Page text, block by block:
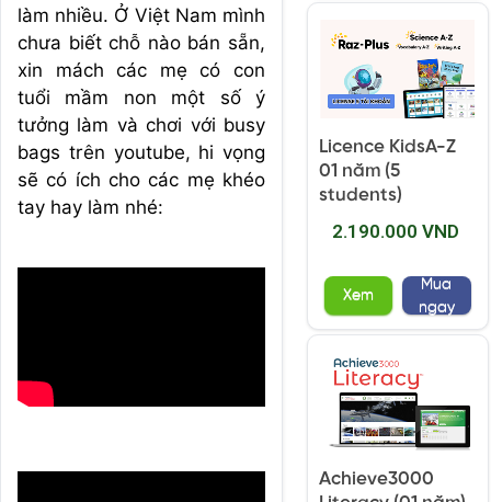
làm nhiều. Ở Việt Nam mình
chưa biết chỗ nào bán sẵn,
xin mách các mẹ có con
tuổi mầm non một số ý
tưởng làm và chơi với busy
bags trên youtube, hi vọng
sẽ có ích cho các mẹ khéo
tay hay làm nhé:
Licence KidsA-Z
01 năm (5
students)
2.190.000 VND
Xem
Mua
ngay
Achieve3000